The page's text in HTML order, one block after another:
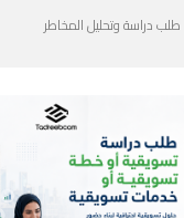
طلب دراسة وتحليل المخاطر